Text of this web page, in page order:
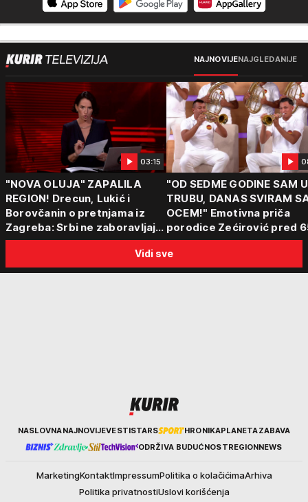
NAJNOVIJENAJGLEDANIJE
03:15
"NOVA OLUJA" ZAPALILA
REGION! Drecun, Lukić i
Borovčanin o pretnjama iz
Zagreba: Srbi ne zaboravljaju
progon
"OD SEDME GODINE SAM
TRUBU, DANAS SVIRAM
OCEM!" Emotivna priča
porodice Zećirović pred
Sabor trubača u Guči
Vidi sve
KurirNASLOVNANAJNOVIJEVESTISTARS HRONIKAPLANETAZABAVA
ODRŽIVA BUDUĆNOSTREGIONNEWS
MarketingKontaktImpressumPolitika o kolačićimaArhiva
Politika privatnostiUslovi korišćenja